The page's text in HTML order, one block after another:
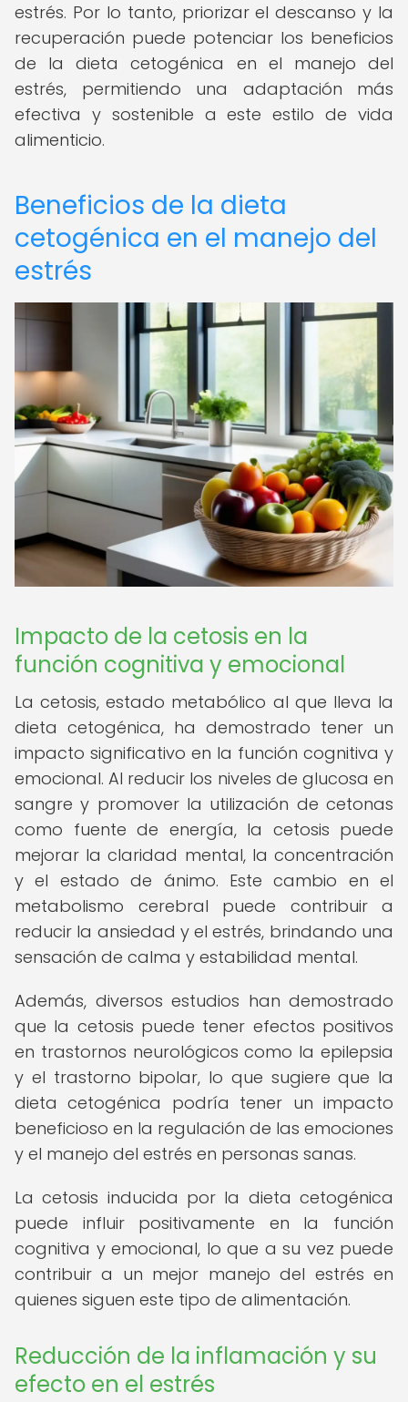
estrés. Por lo tanto, priorizar el descanso y la
recuperación puede potenciar los beneficios
de la dieta cetogénica en el manejo del
estrés, permitiendo una adaptación más
efectiva y sostenible a este estilo de vida
alimenticio.
Beneficios de la dieta
cetogénica en el manejo del
estrés
Impacto de la cetosis en la
función cognitiva y emocional
La cetosis, estado metabólico al que lleva la
dieta cetogénica, ha demostrado tener un
impacto significativo en la función cognitiva y
emocional. Al reducir los niveles de glucosa en
sangre y promover la utilización de cetonas
como fuente de energía, la cetosis puede
mejorar la claridad mental, la concentración
y el estado de ánimo. Este cambio en el
metabolismo cerebral puede contribuir a
reducir la ansiedad y el estrés, brindando una
sensación de calma y estabilidad mental.
Además, diversos estudios han demostrado
que la cetosis puede tener efectos positivos
en trastornos neurológicos como la epilepsia
y el trastorno bipolar, lo que sugiere que la
dieta cetogénica podría tener un impacto
beneficioso en la regulación de las emociones
y el manejo del estrés en personas sanas.
La cetosis inducida por la dieta cetogénica
puede influir positivamente en la función
cognitiva y emocional, lo que a su vez puede
contribuir a un mejor manejo del estrés en
quienes siguen este tipo de alimentación.
Reducción de la inflamación y su
efecto en el estrés